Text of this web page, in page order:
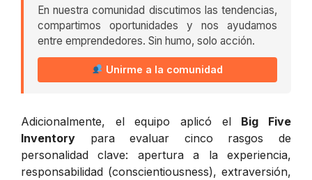
En nuestra comunidad discutimos las tendencias,
compartimos oportunidades y nos ayudamos
entre emprendedores. Sin humo, solo acción.
Unirme a la comunidad
Adicionalmente, el equipo aplicó el Big Five
Inventory para evaluar cinco rasgos de
personalidad clave: apertura a la experiencia,
responsabilidad (conscientiousness), extraversión,